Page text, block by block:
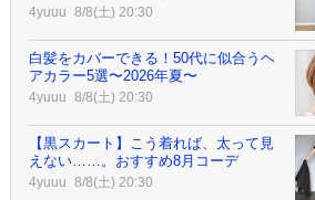
4yuuu 8/8(土) 20:30
白髪をカバーできる！50代に似合うヘ
アカラー5選〜2026年夏〜
4yuuu 8/8(土) 20:30
【黒スカート】こう着れば、太って見
えない……。おすすめ8月コーデ
4yuuu 8/8(土) 20:30